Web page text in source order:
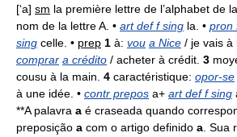
[‘a] sm la première lettre de l’alphabet de
nom de la lettre A. • art def f sing la. • pron
sing celle. • prep 1 à: vou a Nice / je vais à
comprar a crédito / acheter à crédit. 3
cousu à la main. 4 caractéristique: opor-se
à une idée. • contr prepos a+ art def f sing
**A palavra a é craseada quando
preposição a com o artigo definido a. Sua